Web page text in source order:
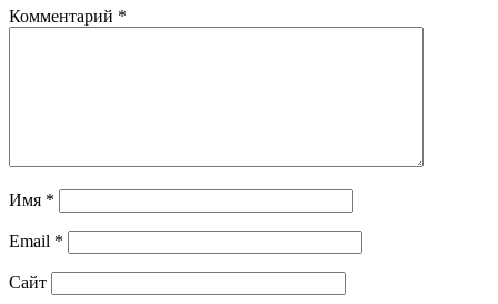
Комментарий *
Имя *
Email *
Сайт